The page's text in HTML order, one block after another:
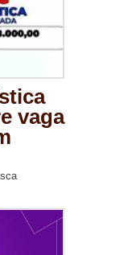
vaga